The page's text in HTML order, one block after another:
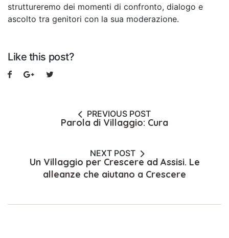
struttureremo dei momenti di confronto, dialogo e
ascolto tra genitori con la sua moderazione.
Like this post?
PREVIOUS POST
Parola di Villaggio: Cura
NEXT POST
Un Villaggio per Crescere ad Assisi. Le
alleanze che aiutano a Crescere